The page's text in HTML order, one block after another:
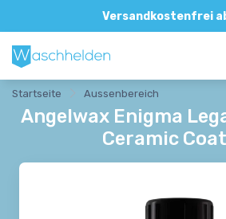
Versandkostenfrei
Direkte und persönliche
Startseite Aussenbereich
Angelwax Enigma
Ceramic